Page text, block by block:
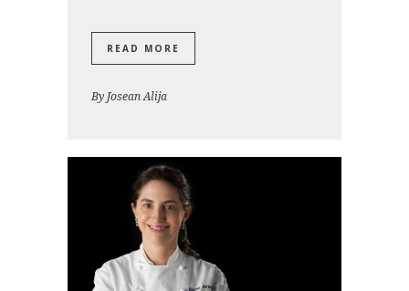
READ MORE
By Josean Alija